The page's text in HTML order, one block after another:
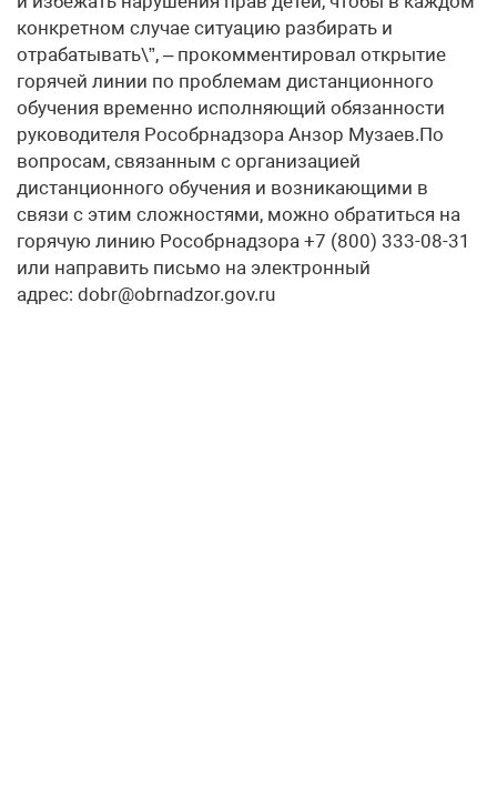
конкретном случае ситуацию разбирать и
отрабатывать\”, – прокомментировал открытие
горячей линии по проблемам дистанционного
обучения временно исполняющий обязанности
руководителя Рособрнадзора Анзор Музаев.По
вопросам, связанным с организацией
дистанционного обучения и возникающими в
связи с этим сложностями, можно обратиться на
горячую линию Рособрнадзора +7 (800) 333-08-31
или направить письмо на электронный
адрес: dobr@obrnadzor.gov.ru